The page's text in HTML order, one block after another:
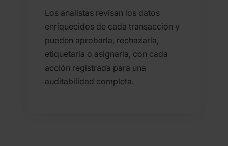
Los analistas revisan los datos
enriquecidos de cada transacción y
pueden aprobarla, rechazarla,
etiquetarla o asignarla, con cada
acción registrada para una
auditabilidad completa.